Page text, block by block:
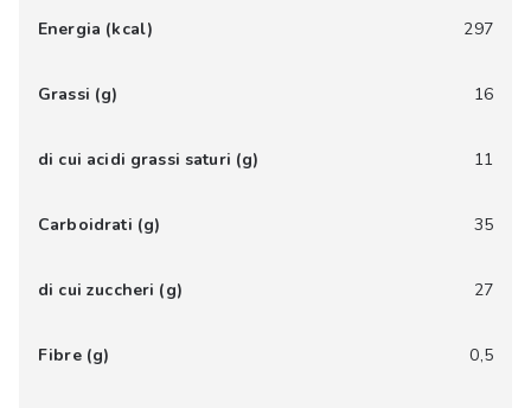
Energia (kcal) 297
Grassi (g) 16
di cui acidi grassi saturi (g) 11
Carboidrati (g) 35
di cui zuccheri (g) 27
Fibre (g) 0,5